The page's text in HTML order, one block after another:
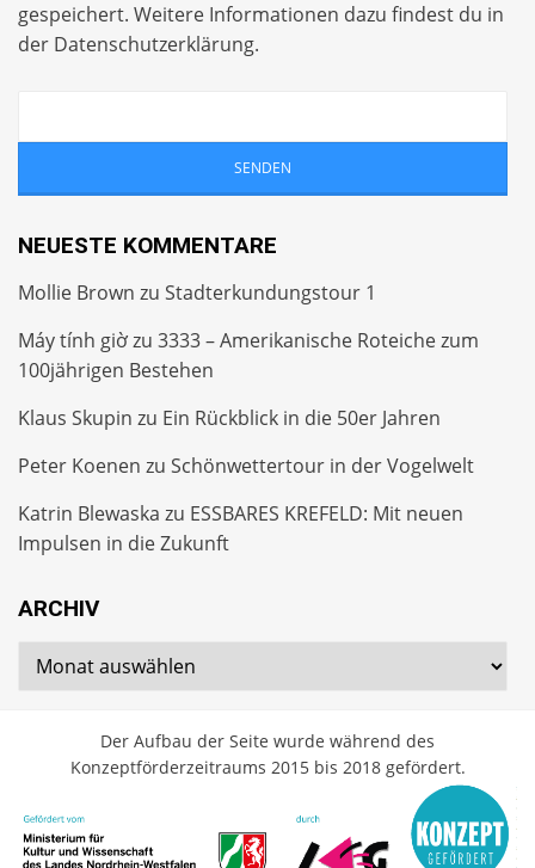
gespeichert. Weitere Informationen dazu findest du in
der Datenschutzerklärung.
NEUESTE KOMMENTARE
Mollie Brown zu Stadterkundungstour 1
Máy tính giờzu 3333 – Amerikanische Roteiche zum
100jährigen Bestehen
Klaus Skupin zu Ein Rückblick in die 50er Jahren
Peter Koenen zu Schönwettertour in der Vogelwelt
Katrin Blewaska zu ESSBARES KREFELD: Mit neuen
Impulsen in die Zukunft
ARCHIV
Archiv
Der Aufbau der Seite wurde während des
Konzeptförderzeitraums 2015 bis 2018 gefördert.